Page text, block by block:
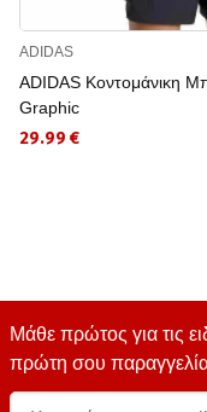
ADIDAS
ADIDAS Κοντομάνικη
Graphic
29.99 €
Μάθε πρώτος για τις
πρώτη σου